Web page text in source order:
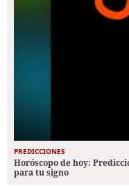
PREDICCIONES
Horóscopo de hoy:
para tu signo